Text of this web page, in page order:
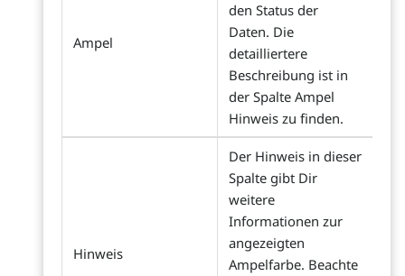
Ampel
den Status der
Daten. Die
detailliertere
Beschreibung ist in
der Spalte Ampel
Hinweis zu finden.
Hinweis
Der Hinweis in dieser
Spalte gibt Dir
weitere
Informationen zur
angezeigten
Ampelfarbe. Beachte